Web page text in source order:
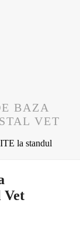
BAZA
VET
la standul
Vet